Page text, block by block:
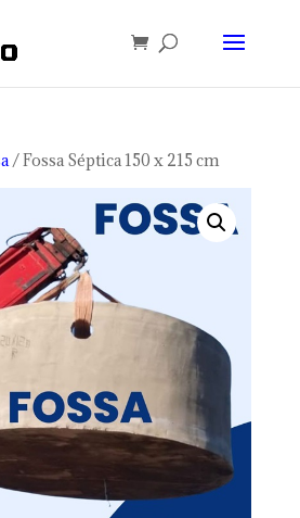
/ Fossa Séptica 150 x 215 cm